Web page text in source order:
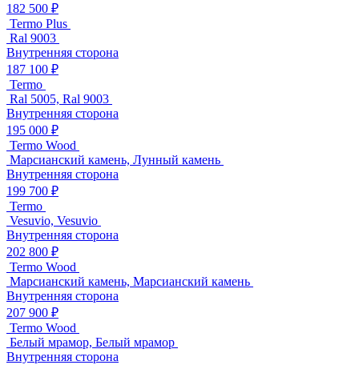
182 500 ₽
Termo Plus
Ral 9003
Внутренняя сторона
187 100 ₽
Termo
Ral 5005, Ral 9003
Внутренняя сторона
195 000 ₽
Termo Wood
Марсианский камень, Лунный камень
Внутренняя сторона
199 700 ₽
Termo
Vesuvio, Vesuvio
Внутренняя сторона
202 800 ₽
Termo Wood
Марсианский камень, Марсианский камень
Внутренняя сторона
207 900 ₽
Termo Wood
Белый мрамор, Белый мрамор
Внутренняя сторона